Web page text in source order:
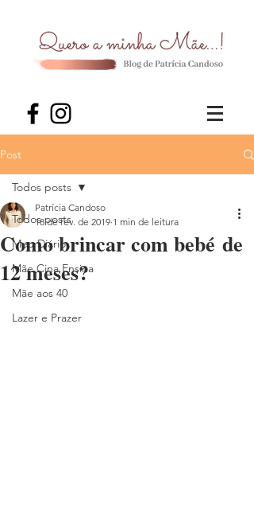
Post
Todos posts
Meu Diário
Mãe Cina Ensina
Mãe aos 40
Lazer e Prazer
Todos posts
Como brincar com bebé de
12 meses?
Patrícia Candoso
18 de fev. de 2019 1 min de leitura